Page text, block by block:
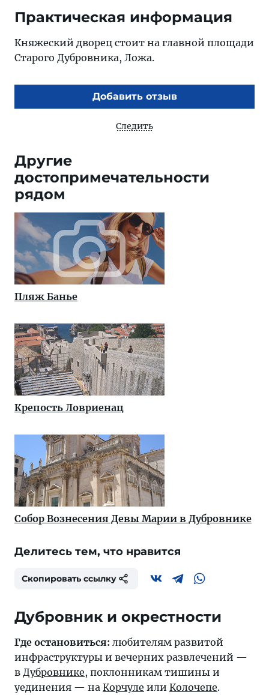
Практическая информация
Княжеский дворец стоит на главной площади
Старого Дубровника, Ложа.
Добавить отзыв
Следить
Другие
достопримечательности
рядом
Пляж Банье
Крепость Ловриенац
Собор Вознесения Девы Марии в Дубровнике
Делитесь тем, что нравится
Скопировать ссылку
Дубровник и окрестности
Где остановиться: любителям развитой
инфраструктуры и вечерних развлечений —
в Дубровнике, поклонникам тишины и
уединения — на Корчуле или Колочепе.